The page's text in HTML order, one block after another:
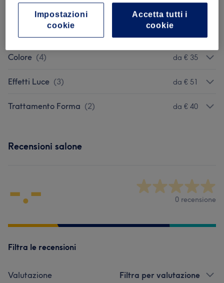
Colore (4) da € 35
Effetti Luce (3) da € 51
Trattamento Forma (2) da € 40
Recensioni salone
-.- 0 recensione
Filtra le recensioni
Valutazione Filtra per valutazione
Accetta tutti i
cookie
Impostazioni
cookie